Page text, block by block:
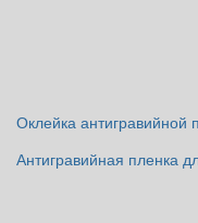
Оклейка антигравийной
Антигравийная пленка